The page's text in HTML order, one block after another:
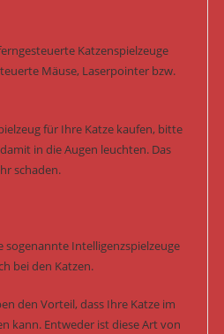
Katzenspielzeuge
Mäuse, Laserpointer bzw.
für Ihre Katze kaufen, bitte
in die Augen leuchten. Das
schaden.
sogenannte Intelligenzspielzeuge
bei den Katzen.
den Vorteil, dass Ihre Katze im
kann. Entweder ist diese Art von